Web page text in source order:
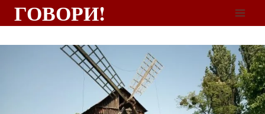
ГОВОРИ!